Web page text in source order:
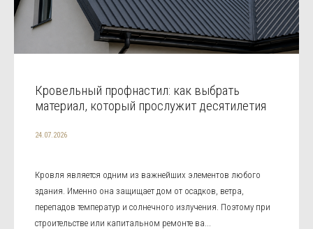
Кровельный профнастил: как выбрать
материал, который прослужит десятилетия
24.07.2026
Кровля является одним из важнейших элементов любого
здания. Именно она защищает дом от осадков, ветра,
перепадов температур и солнечного излучения. Поэтому при
строительстве или капитальном ремонте ва...